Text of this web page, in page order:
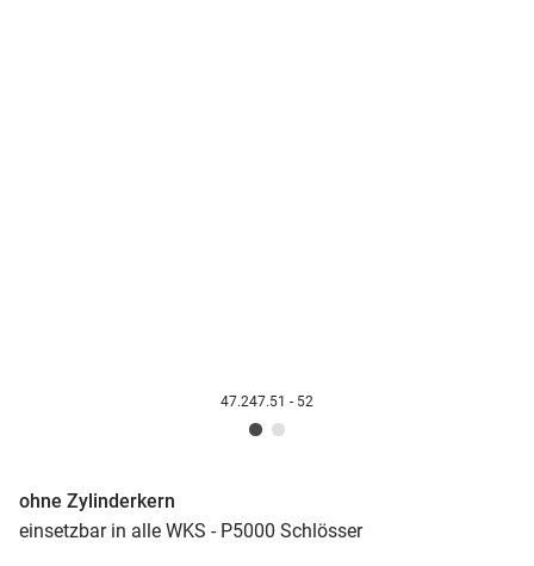
47.247.51 - 52
ohne Zylinderkern
einsetzbar in alle WKS - P5000 Schlösser